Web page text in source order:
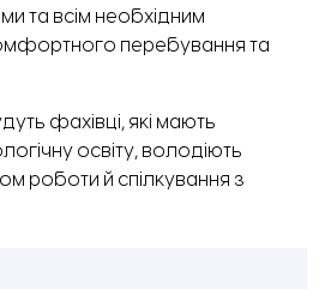
та всім необхідним
перебування та
фахівці, які мають
освіту, володіють
роботи й спілкування з